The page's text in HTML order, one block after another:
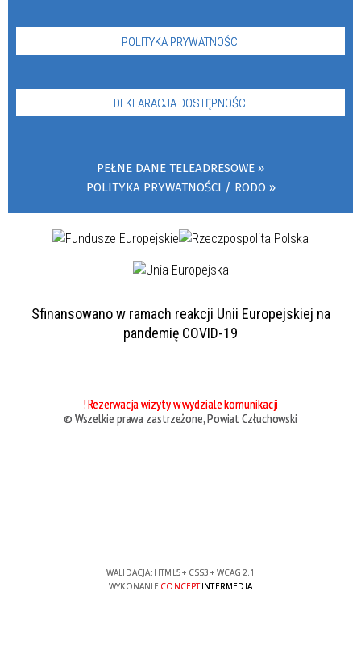
POLITYKA PRYWATNOŚCI
DEKLARACJA DOSTĘPNOŚCI
PEŁNE DANE TELEADRESOWE
POLITYKA PRYWATNOŚCI / RODO
Sfinansowano w ramach reakcji Unii Europejskiej na
pandemię COVID-19
! Rezerwacja wizyty w wydziale komunikacji
© Wszelkie prawa zastrzeżone, Powiat Człuchowski
WALIDACJA: HTML5+ CSS3 + WCAG 2.1
WYKONANIE CONCEPTINTERMEDIA